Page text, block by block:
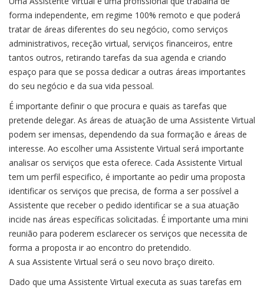
forma independente, em regime 100% remoto e que poderá
tratar de áreas diferentes do seu negócio, como serviços
administrativos, receção virtual, serviços financeiros, entre
tantos outros, retirando tarefas da sua agenda e criando
espaço para que se possa dedicar a outras áreas importantes
do seu negócio e da sua vida pessoal.
É importante definir o que procura e quais as tarefas que
pretende delegar. As áreas de atuação de uma Assistente Virtual
podem ser imensas, dependendo da sua formação e áreas de
interesse. Ao escolher uma Assistente Virtual será importante
analisar os serviços que esta oferece. Cada Assistente Virtual
tem um perfil especifico, é importante ao pedir uma proposta
identificar os serviços que precisa, de forma a ser possível a
Assistente que receber o pedido identificar se a sua atuação
incide nas áreas específicas solicitadas. É importante uma mini
reunião para poderem esclarecer os serviços que necessita de
forma a proposta ir ao encontro do pretendido.
A sua Assistente Virtual será o seu novo braço direito.
Dado que uma Assistente Virtual executa as suas tarefas em